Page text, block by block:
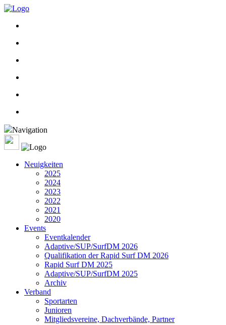
Navigation
Neuigkeiten
2025
2024
2023
2022
2021
2020
Events
Eventkalender
Adaptive/SUP/SurfDM 2026
Qualifikation der Rapid Surf DM 2026
Rapid Surf DM 2025
Adaptive/SUP/SurfDM 2025
Archiv
Verband
Sportarten
Junioren
Mitgliedsvereine, Dachverbände, Partner